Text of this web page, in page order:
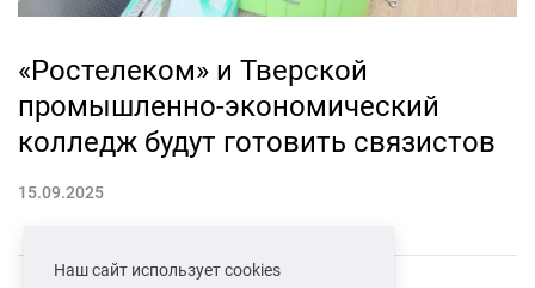
«Ростелеком» и Тверской
промышленно-экономический
колледж будут готовить связистов
15.09.2025
Наш сайт использует cookies